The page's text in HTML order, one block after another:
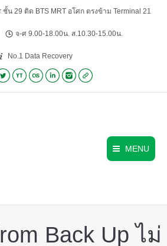
ชั้น 29 ติด BTS MRT อโศก ตรงข้าม Terminal 21
จ-ศ 9.00-18.00น. ส.10.30-15.00น.
No.1 Data Recovery
TwitterYouTubeLastfmLinkedinInstagram
Website
MENU
Back Up ไม่